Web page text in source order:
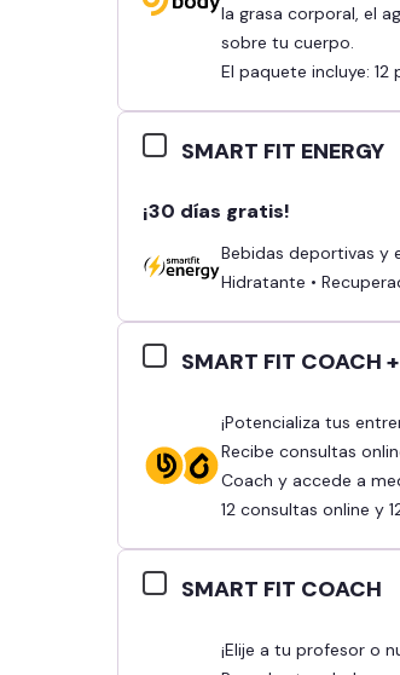
la grasa corporal, el
sobre tu cuerpo.
El paquete incluye:
SMART FIT ENERGY
¡30 días gratis!
Bebidas deportivas y energéticas para mejorar tu rendimiento: • Energizante •
Hidratante •
SMART FIT COACH
¡Potencializa tus entrenamientos con el Combo Smart Fit Coach y Smart Fit Body!
Recibe consultas
Coach y accede a
12 consultas online y
SMART FIT COACH
¡Elije a tu profesor o nutriólogo, establece tus objetivos y obtén mejores resultados!